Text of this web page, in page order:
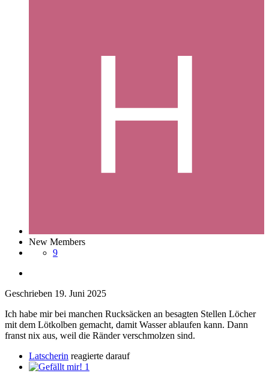
New Members
9
Geschrieben 19. Juni 2025
Ich habe mir bei manchen Rucksäcken an besagten Stellen Löcher
mit dem Lötkolben gemacht, damit Wasser ablaufen kann. Dann
franst nix aus, weil die Ränder verschmolzen sind.
Latscherin reagierte darauf
1